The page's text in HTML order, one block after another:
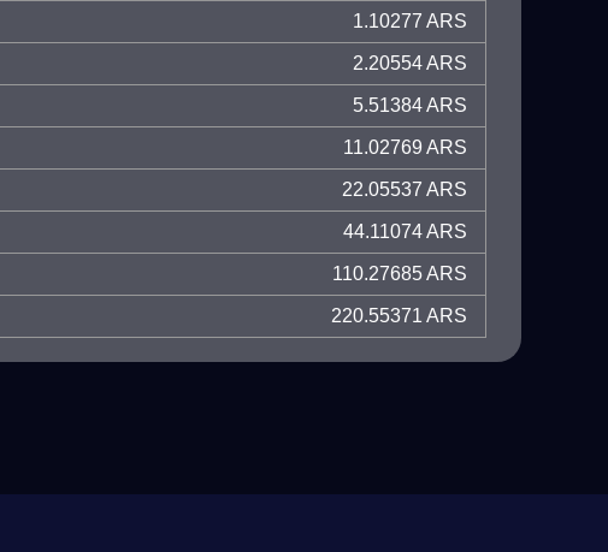
1.10277 ARS
2.20554 ARS
5.51384 ARS
11.02769 ARS
22.05537 ARS
44.11074 ARS
110.27685 ARS
220.55371 ARS